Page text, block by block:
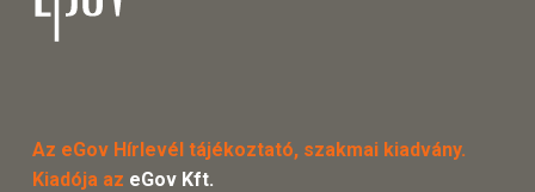
Az eGov Hírlevél tájékoztató, szakmai kiadvány.
Kiadója az eGov Kft.